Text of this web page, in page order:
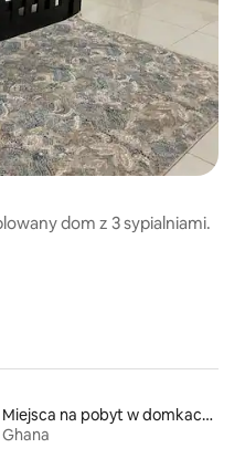
dom z 3 sypialniami.
Miejsca na pobyt w domkach gościnnych
Ghana